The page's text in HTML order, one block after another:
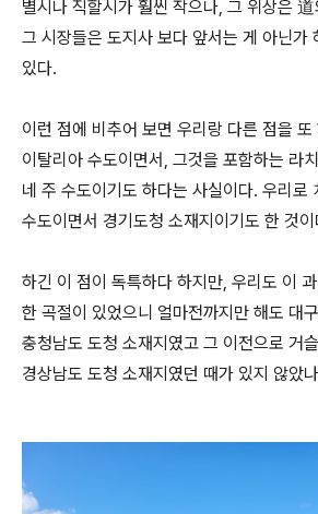
별시나 직할시가 훨씬 작으나, 그 위상은
그 시장들은 도지사 보다 앞서는 게 아닌가
있다.
이런 점에 비추어 보면 우리랑 다른 점을
이탈리아 수도이면서, 그것을 포함하는 라
네 주 수도이기도 하다는 사실이다. 우리로
수도이면서 경기도청 소재지이기도 한 것이
하긴 이 점이 독특하다 하지만, 우리도 이
한 곡절이 있었으니 얼마전까지만 해도 대
충청남도 도청 소재지였고 그 이전으로 거
경상남도 도청 소재지였던 때가 있지 않았